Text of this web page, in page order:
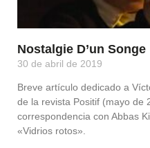
Nostalgie D’un Songe
30 de abril de 2019
Breve artículo dedicado a
de la revista Positif (mayo de
correspondencia con Abbas
«Vidrios rotos».